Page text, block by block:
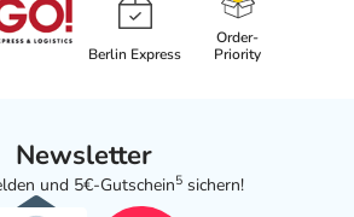
der Haut, wie:
Berlin Express
Order-
Priority
Newsletter
und 5€-Gutschein5 sichern!